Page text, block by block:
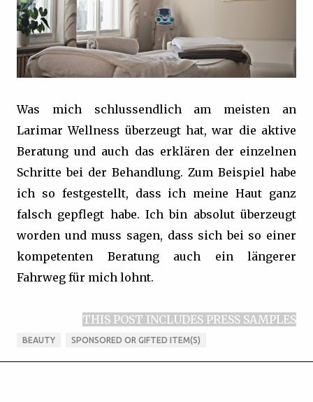
Was mich schlussendlich am meisten an
Larimar Wellness überzeugt hat, war die aktive
Beratung und auch das erklären der einzelnen
Schritte bei der Behandlung. Zum Beispiel habe
ich so festgestellt, dass ich meine Haut ganz
falsch gepflegt habe. Ich bin absolut überzeugt
worden und muss sagen, dass sich bei so einer
kompetenten Beratung auch ein längerer
Fahrweg für mich lohnt.
THIS POST INCLUDES PRESS SAMPLES
BEAUTY SPONSORED OR GIFTED ITEM(S)